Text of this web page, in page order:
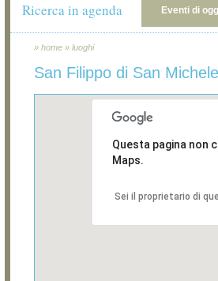
Ricerca in agenda Eventi di
» home » luoghi
San Filippo di San
Questa pagina non
Maps.
Sei il proprietario di